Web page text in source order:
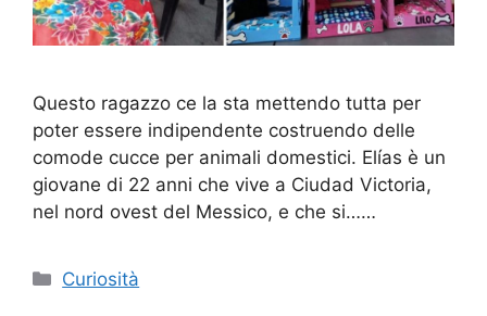
Questo ragazzo ce la sta mettendo tutta per
poter essere indipendente costruendo delle
comode cucce per animali domestici. Elías è un
giovane di 22 anni che vive a Ciudad Victoria,
nel nord ovest del Messico, e che si……
Categorie
Curiosità